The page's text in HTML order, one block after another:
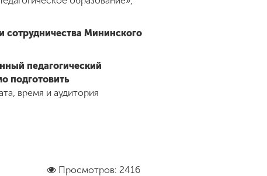
сотрудничества Мининского
педагогический
подготовить
время и аудитория
Просмотров: 2416